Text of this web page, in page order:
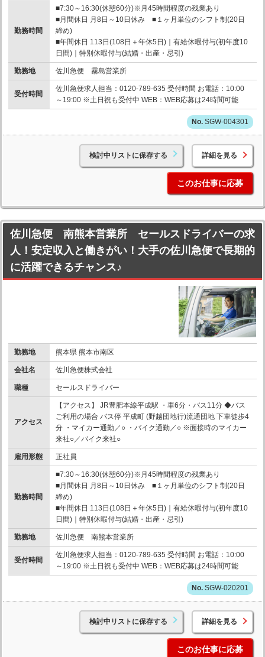
勤務時間
■7:30～16:30(休憩60分)※月45時間程度の残業あり
■月間休日 月8日～10日休み ■１ヶ月単位のシフト制(20日
締め)
■年間休日 113日(108日＋年休5日)｜有給休暇付与(初年度10
日間)｜特別休暇付与(結婚・出産・忌引)
勤務地 佐川急便 霧島営業所
受付時間
佐川急便求人担当：0120-789-635 受付時間 お電話：10:00
～19:00 ※土日祝も受付中 WEB：WEB応募は24時間可能
SGW-004301
検討中リストに保存する 詳細を見る
このお仕事に応募
佐川急便 南熊本営業所 セールスドライバーの求
人！安定収入と働きがい！大手の佐川急便で長期的
に活躍できるチャンス♪
勤務地 熊本県 熊本市南区
会社名 佐川急便株式会社
職種 セールスドライバー
アクセス
【アクセス】 JR豊肥本線平成駅 ・車6分・バス11分 ◆バス
ご利用の場合 バス停 平成町 (野越団地行)流通団地 下車徒歩4
分 ・マイカー通勤／○ ・バイク通勤／○ ※面接時のマイカー
来社○／バイク来社○
雇用形態 正社員
勤務時間
■7:30～16:30(休憩60分)※月45時間程度の残業あり
■月間休日 月8日～10日休み ■１ヶ月単位のシフト制(20日
締め)
■年間休日 113日(108日＋年休5日)｜有給休暇付与(初年度10
日間)｜特別休暇付与(結婚・出産・忌引)
勤務地 佐川急便 南熊本営業所
受付時間
佐川急便求人担当：0120-789-635 受付時間 お電話：10:00
～19:00 ※土日祝も受付中 WEB：WEB応募は24時間可能
SGW-020201
検討中リストに保存する 詳細を見る
このお仕事に応募